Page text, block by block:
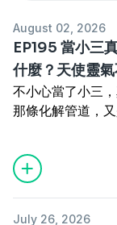
August 02, 2026
EP195 當小三
什麼？天使靈
不小心當了小三
那條化解管道，
這集是意外錄成
被我們臨時拖進
案例。我們從天
一開錄就停不下
July 26, 2026